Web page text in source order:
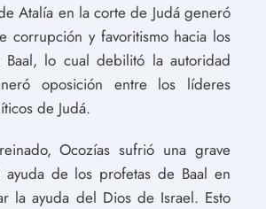
Atalía en la corte de Judá generó
corrupción y favoritismo hacia los
Baal, lo cual debilitó la autoridad
oposición entre los líderes
de Judá.
Ocozías sufrió una grave
ayuda de los profetas de Baal en
la ayuda del Dios de Israel. Esto